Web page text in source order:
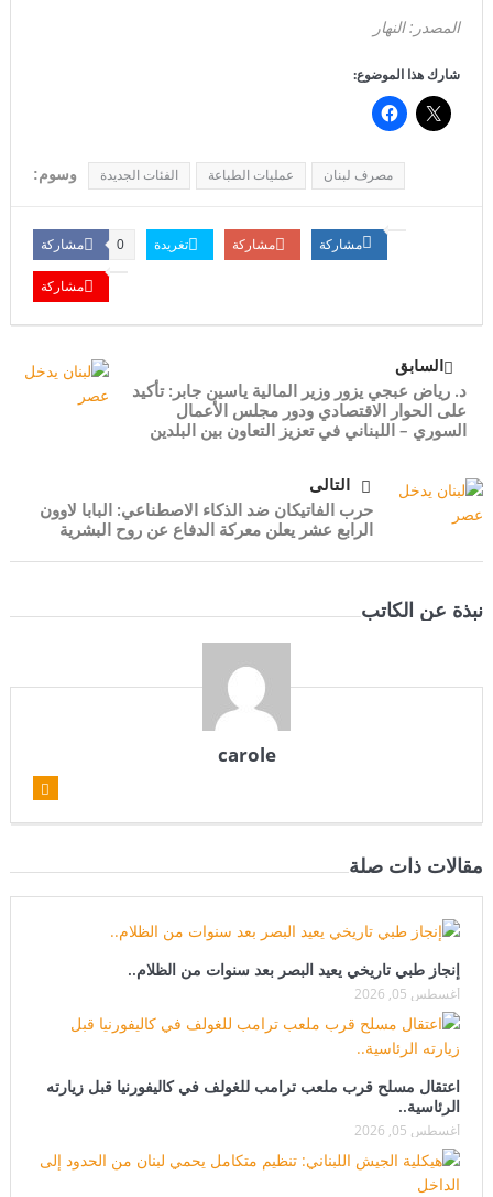
المصدر: النهار
شارك هذا الموضوع:
وسوم: الفئات الجديدة عمليات الطباعة مصرف لبنان
مشاركة 0 تغريدة مشاركة مشاركة
مشاركة
السابق
د. رياض عبجي يزور وزير المالية ياسين جابر: تأكيد
على الحوار الاقتصادي ودور مجلس الأعمال
السوري – اللبناني في تعزيز التعاون بين البلدين
التالى
حرب الفاتيكان ضد الذكاء الاصطناعي: البابا لاوون
الرابع عشر يعلن معركة الدفاع عن روح البشرية
نبذة عن الكاتب
carole
مقالات ذات صلة
إنجاز طبي تاريخي يعيد البصر بعد سنوات من الظلام..
أغسطس 05, 2026
اعتقال مسلح قرب ملعب ترامب للغولف في كاليفورنيا قبل زيارته
الرئاسية..
أغسطس 05, 2026